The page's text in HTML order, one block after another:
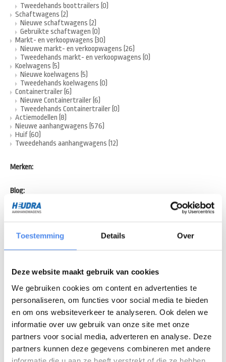
Toestemming Details Over
Deze website maakt gebruik van cookies
We gebruiken cookies om content en advertenties te
personaliseren, om functies voor social media te bieden
en om ons websiteverkeer te analyseren. Ook delen we
informatie over uw gebruik van onze site met onze
partners voor social media, adverteren en analyse. Deze
partners kunnen deze gegevens combineren met andere
informatie die u aan ze heeft verstrekt of die ze hebben
Tweedehands boottrailers (0)
Schaftwagens (2)
Nieuwe schaftwagens (2)
Gebruikte schaftwagen (0)
Markt- en verkoopwagens (30)
Nieuwe markt- en verkoopwagens (26)
Tweedehands markt- en verkoopwagens (0)
Koelwagens (5)
Nieuwe koelwagens (5)
Tweedehands koelwagens (0)
Containertrailer (6)
Nieuwe Containertrailer (6)
Tweedehands Containertrailer (0)
Actiemodellen (8)
Nieuwe aanhangwagens (576)
Huif (60)
Tweedehands aanhangwagens (12)
Merken:
Blog:
Hoe werkt een geremde aanhanger precies?
Laatste nieuws:
Veel gestelde vragen over aanhangwagens – helder uitgelegd
Aflevering maatwerk Heudrax machinetransporter
Aflevering maatwerk aanhangwagen aan GMB
Vacatures:
HR Medewerker (16 uur)
Junior Monteur
Bijbaan (4-12 uur)
Meer informatie